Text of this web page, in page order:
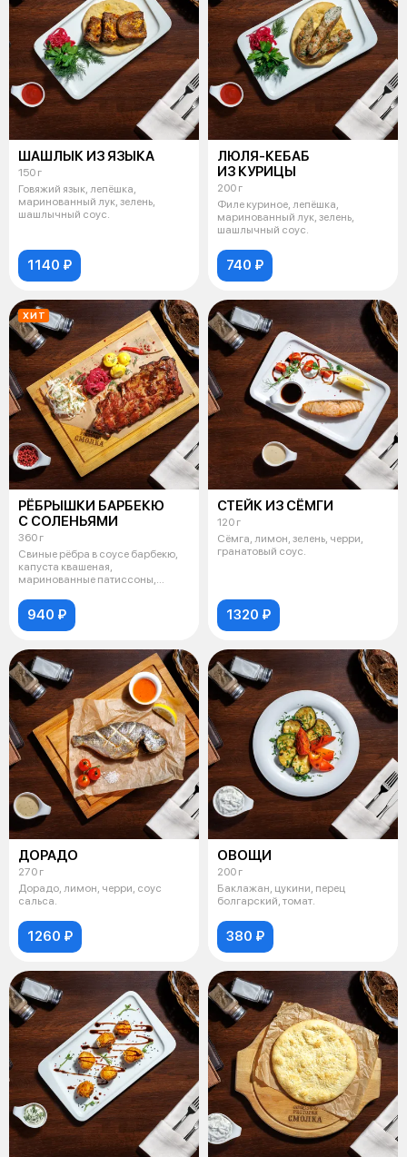
ШАШЛЫК ИЗ ЯЗЫКА
150 г
Говяжий язык, лепёшка,
маринованный лук, зелень,
шашлычный соус.
1140 ₽
ЛЮЛЯ-КЕБАБ
ИЗ КУРИЦЫ
200 г
Филе куриное, лепёшка,
маринованный лук, зелень,
шашлычный соус.
740 ₽
ХИТ
РЁБРЫШКИ БАРБЕКЮ
С СОЛЕНЬЯМИ
360 г
Свиные рёбра в соусе барбекю,
капуста квашеная,
маринованные патиссоны,
940 ₽
СТЕЙК ИЗ СЁМГИ
120 г
Сёмга, лимон, зелень, черри,
гранатовый соус.
1320 ₽
ДОРАДО
270 г
Дорадо, лимон, черри, соус
сальса.
1260 ₽
ОВОЩИ
200 г
Баклажан, цукини, перец
болгарский, томат.
380 ₽